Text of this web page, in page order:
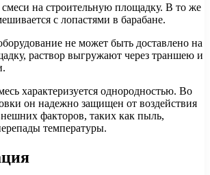
смеси на строительную площадку. В то же
с лопастями в барабане.
не может быть доставлено на
раствор выгружают через траншею и
характеризуется однородностью. Во
он надежно защищен от воздействия
факторов, таких как пыль,
температуры.